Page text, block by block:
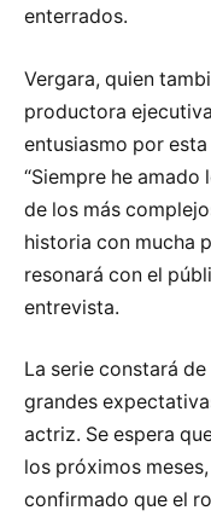
enterrados.
Vergara, quien
productora
entusiasmo por
“Siempre he amado
de los más
historia con mucha
resonará con el
entrevista.
La serie constará
grandes
actriz. Se espera
los próximos
confirmado que el